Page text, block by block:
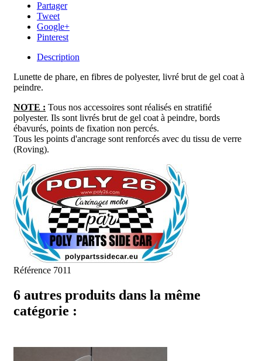
Partager
Tweet
Google+
Pinterest
Description
Lunette de phare, en fibres de polyester, livré brut de gel coat à
peindre.
NOTE : Tous nos accessoires sont réalisés en stratifié
polyester. Ils sont livrés brut de gel coat à peindre, bords
ébavurés, points de fixation non percés.
Tous les points d'ancrage sont renforcés avec du tissu de verre
(Roving).
Référence 7011
6 autres produits dans la même
catégorie :